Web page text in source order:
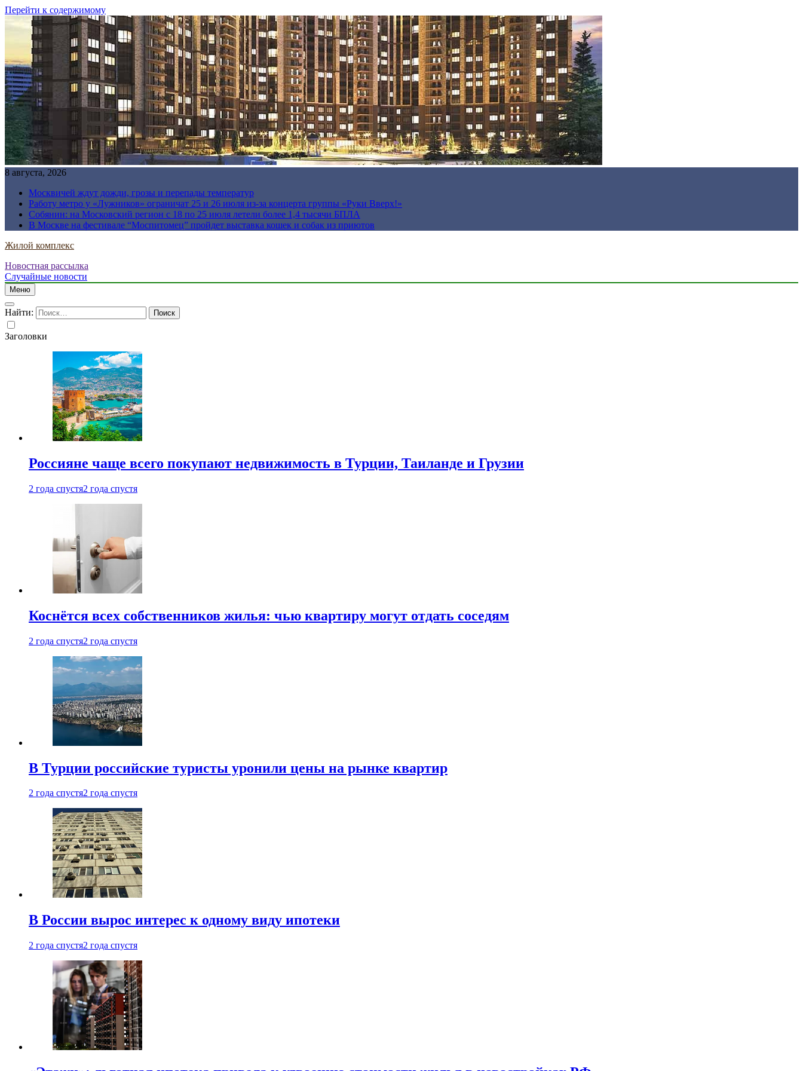
Перейти к содержимому
8 августа, 2026
Москвичей ждут дожди, грозы и перепады температур
Работу метро у «Лужников» ограничат 25 и 26 июля из-за концерта группы «Руки Вверх!»
Собянин: на Московский регион с 18 по 25 июля летели более 1,4 тысячи БПЛА
В Москве на фестивале “Моспитомец” пройдет выставка кошек и собак из приютов
Жилой комплекс
Новостная рассылка
Случайные новости
Меню
Найти:
Заголовки
Россияне чаще всего покупают недвижимость в Турции, Таиланде и Грузии
2 года спустя2 года спустя
Коснётся всех собственников жилья: чью квартиру могут отдать соседям
2 года спустя2 года спустя
В Турции российские туристы уронили цены на рынке квартир
2 года спустя2 года спустя
В России вырос интерес к одному виду ипотеки
2 года спустя2 года спустя